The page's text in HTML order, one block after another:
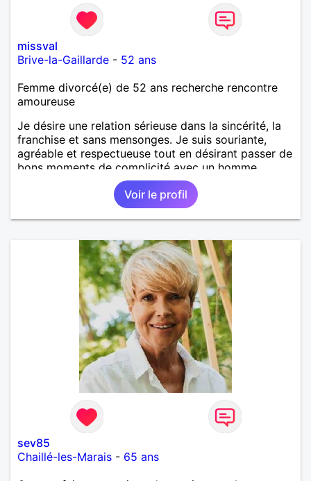
missval
Brive-la-Gaillarde - 52 ans
Femme divorcé(e) de 52 ans recherche rencontre
amoureuse
Je désire une relation sérieuse dans la sincérité, la
franchise et sans mensonges. Je suis souriante,
agréable et respectueuse tout en désirant passer de
bons moments de complicité avec un homme
voulant aller dans la même direction que moi.
Voir le profil
sev85
Chaillé-les-Marais - 65 ans